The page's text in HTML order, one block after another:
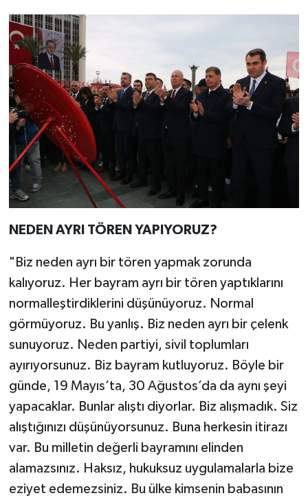
NEDEN AYRI TÖREN YAPIYORUZ?
"Biz neden ayrı bir tören yapmak zorunda
kalıyoruz. Her bayram ayrı bir tören yaptıklarını
normalleştirdiklerini düşünüyoruz. Normal
görmüyoruz. Bu yanlış. Biz neden ayrı bir çelenk
sunuyoruz. Neden partiyi, sivil toplumları
ayırıyorsunuz. Biz bayram kutluyoruz. Böyle bir
günde, 19 Mayıs’ta, 30 Ağustos’da da aynı şeyi
yapacaklar. Bunlar alıştı diyorlar. Biz alışmadık. Siz
alıştığınızı düşünüyorsunuz. Buna herkesin itirazı
var. Bu milletin değerli bayramını elinden
alamazsınız. Haksız, hukuksuz uygulamalarla bize
eziyet edemezsiniz. Bu ülke kimsenin babasının